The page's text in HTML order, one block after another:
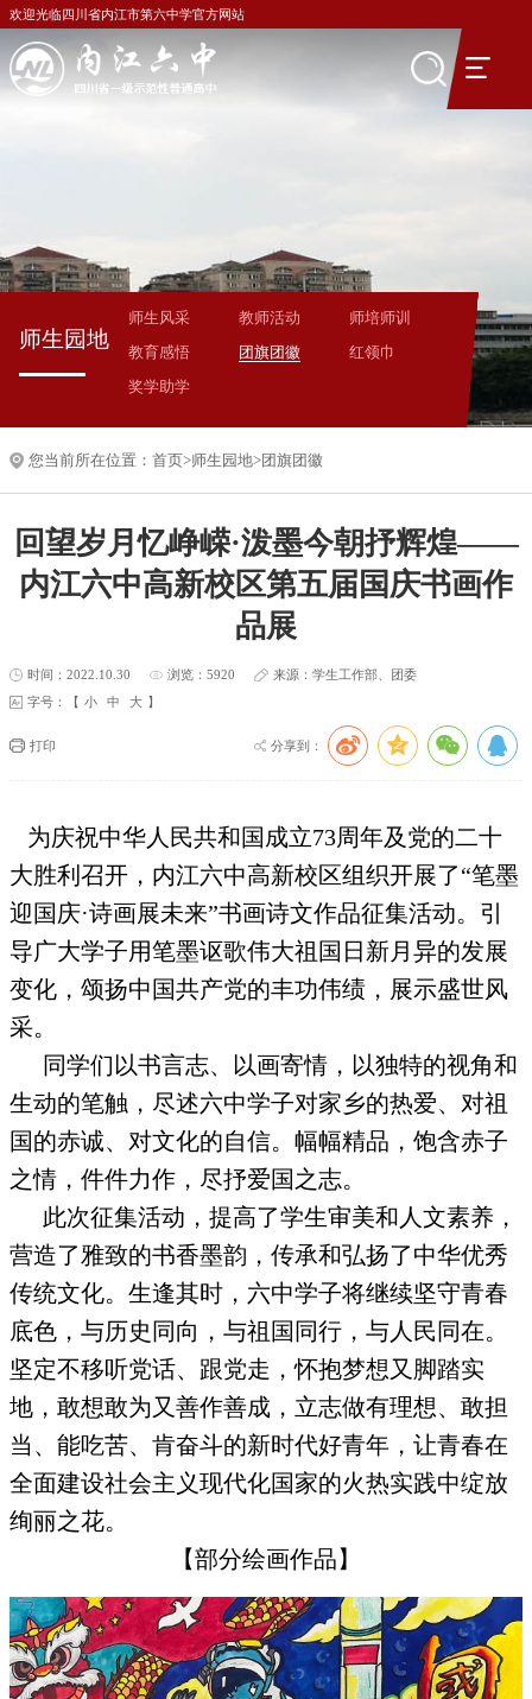
欢迎光临四川省内江市第六中学官方网站
您当前所在位置： 首页>师生园地>团旗团徽
师生园地
师生风采 教师活动 师培师训
教育感悟 团旗团徽 红领巾
奖学助学
回望岁月忆峥嵘·泼墨今朝抒辉煌——
内江六中高新校区第五届国庆书画作
品展
时间：2022.10.30 浏览：5920
来源：学生工作部、团委
字号：【 小 中 大 】
打印 分享到：
为庆祝中华人民共和国成立73周年及党的二十
大胜利召开，内江六中高新校区组织开展了“笔墨
迎国庆·诗画展未来”书画诗文作品征集活动。引
导广大学子用笔墨讴歌伟大祖国日新月异的发展
变化，颂扬中国共产党的丰功伟绩，展示盛世风
采。
同学们以书言志、以画寄情，以独特的视角和
生动的笔触，尽述六中学子对家乡的热爱、对祖
国的赤诚、对文化的自信。幅幅精品，饱含赤子
之情，件件力作，尽抒爱国之志。
此次征集活动，提高了学生审美和人文素养，
营造了雅致的书香墨韵，传承和弘扬了中华优秀
传统文化。生逢其时，六中学子将继续坚守青春
底色，与历史同向，与祖国同行，与人民同在。
坚定不移听党话、跟党走，怀抱梦想又脚踏实
地，敢想敢为又善作善成，立志做有理想、敢担
当、能吃苦、肯奋斗的新时代好青年，让青春在
全面建设社会主义现代化国家的火热实践中绽放
绚丽之花。
【部分绘画作品】